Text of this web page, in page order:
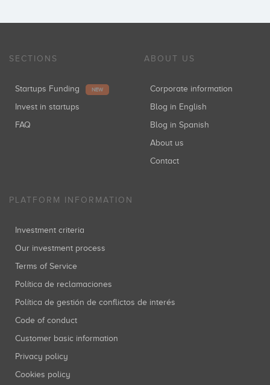
SECTIONS
Startups Funding NEW
Invest in startups
FAQ
ABOUT US
Corporate information
Blog in English
Blog in Spanish
About us
Contact
PLATFORM INFORMATION
Investment criteria
Our investment process
Terms of Service
Política de reclamaciones
Política de gestión de conflictos de interés
Code of conduct
Customer basic information
Privacy policy
Cookies policy